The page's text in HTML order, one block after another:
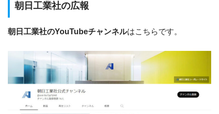
朝日工業社の広報
朝日工業社のYouTubeチャンネルはこちらです。